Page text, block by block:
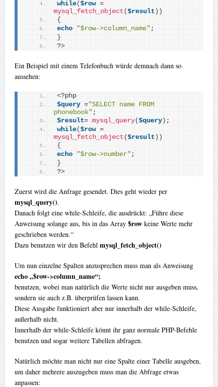
while( $row
=
mysql_fetch_object ( $result ))
{
echo
"$row->column_name" ;
}
?>
Ein Beispiel mit einem Telefonbuch würde demnach dann so
aussehen:
<?php
$query ="SELECT name FROM
phonebook" ;
$result= mysql_query( $query) ;
while( $row
=
mysql_fetch_object ( $result ))
{
echo
"$row->number" ;
}
?>
Zuerst wird die Anfrage gesendet. Dies geht wieder per
mysql_query().
Danach folgt eine while-Schleife, die ausdrückt: „Führe diese
Anweisung solange aus, bis in das Array $rowkeine Werte mehr
geschrieben werden.“
Dazu benutzen wir den Befehl mysql_fetch_object()
Um nun einzelne Spalten anzusprechen muss man als Anweisung
echo „$row->column_name“;
benutzen, wobei man natürlich die Werte nicht nur ausgeben muss,
sondern sie auch z.B. überprüfen lassen kann.
Diese Ausgabe funktioniert aber nur innerhalb der while-Schleife,
außerhalb nicht.
Innerhalb der while-Schleife könnt ihr ganz normale PHP-Befehle
benutzen und sogar weitere Tabellen abfragen.
Natürlich möchte man nicht nur eine Spalte einer Tabelle ausgeben,
um daher mehrere auszugeben muss man die Abfrage etwas
anpassen: